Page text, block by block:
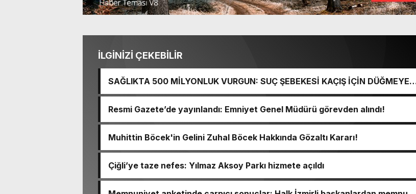
İLGİNİZİ ÇEKEBİLİR
SAĞLIKTA 500 MİLYONLUK VURGUN: SUÇ ŞEBEKESİ KAÇIŞ İÇİN DÜĞMEYE
BASTI!
Resmi Gazete’de yayınlandı: Emniyet Genel Müdürü görevden alındı!
Muhittin Böcek'in Gelini Zuhal Böcek Hakkında Gözaltı Kararı!
Çiğli’ye taze nefes: Yılmaz Aksoy Parkı hizmete açıldı